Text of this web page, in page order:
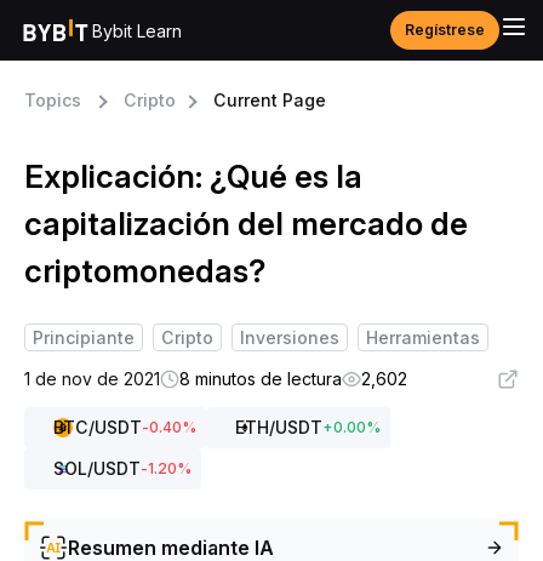
Bybit Learn Regístrese
Topics Cripto Current Page
Explicación: ¿Qué es la
capitalización del mercado de
criptomonedas?
Principiante Cripto Inversiones
Herramientas
1 de nov de 2021
8 minutos de lectura 2,602
BTC/USDT-0.40% ETH/USDT+0.00%
SOL/USDT-1.20%
Resumen mediante IA